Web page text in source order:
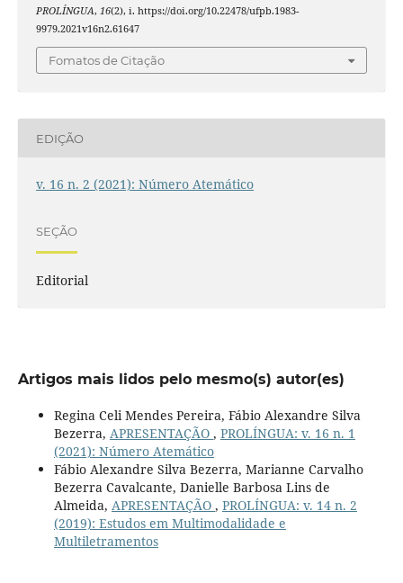
PROLÍNGUA, 16(2), i. https://doi.org/10.22478/ufpb.1983-
9979.2021v16n2.61647
Fomatos de Citação
EDIÇÃO
v. 16 n. 2 (2021): Número Atemático
SEÇÃO
Editorial
Artigos mais lidos pelo mesmo(s) autor(es)
Regina Celi Mendes Pereira, Fábio Alexandre Silva
Bezerra, APRESENTAÇÃO , PROLÍNGUA: v. 16 n. 1
(2021): Número Atemático
Fábio Alexandre Silva Bezerra, Marianne Carvalho
Bezerra Cavalcante, Danielle Barbosa Lins de
Almeida, APRESENTAÇÃO , PROLÍNGUA: v. 14 n. 2
(2019): Estudos em Multimodalidade e
Multiletramentos